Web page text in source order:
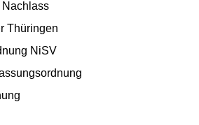
Nachlass
Thüringen
NiSV